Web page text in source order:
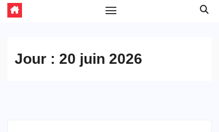
Jour : 20 juin 2026